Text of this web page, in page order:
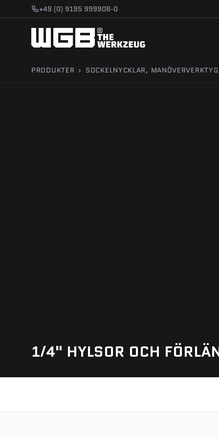
Gå till innehåll+49 (0) 9195 999908-0
PRODUKTER › SOCKELNYCKLAR,
1/4" HYLSOR OCH